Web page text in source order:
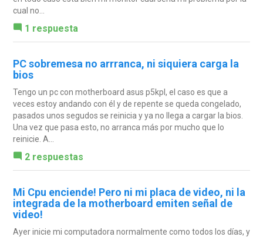
cual no...
1 respuesta
PC sobremesa no arrranca, ni siquiera carga la
bios
Tengo un pc con motherboard asus p5kpl, el caso es que a
veces estoy andando con él y de repente se queda congelado,
pasados unos segudos se reinicia y ya no llega a cargar la bios.
Una vez que pasa esto, no arranca más por mucho que lo
reinicie. A...
2 respuestas
Mi Cpu enciende! Pero ni mi placa de video, ni la
integrada de la motherboard emiten señal de
video!
Ayer inicie mi computadora normalmente como todos los días, y